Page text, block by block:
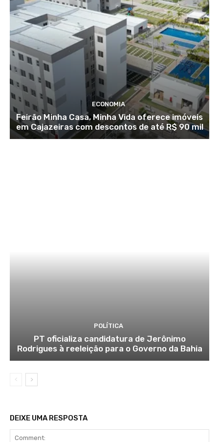
ECONOMIA
Feirão Minha Casa, Minha Vida oferece imóveis
em Cajazeiras com descontos de até R$ 90 mil
POLÍTICA
PT oficializa candidatura de Jerônimo
Rodrigues à reeleição para o Governo da Bahia
DEIXE UMA RESPOSTA